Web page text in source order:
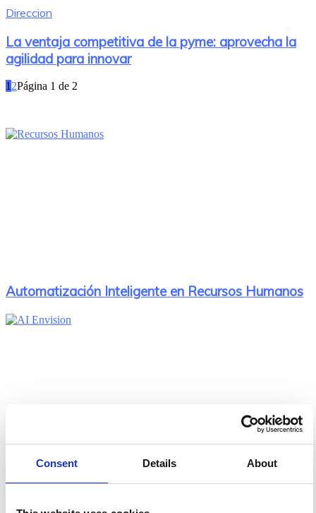
Consent Details About
Direccion
La ventaja competitiva de la pyme: aprovecha la
agilidad para innovar
1 2Página 1 de 2
Automatización Inteligente en Recursos Humanos